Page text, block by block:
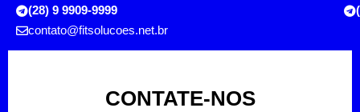
(28) 9 9909-9999
contato@fitsolucoes.net.br
CONTATE-NOS